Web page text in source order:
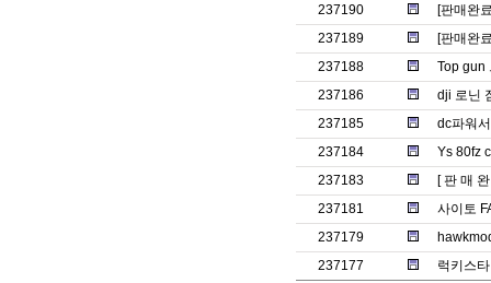
237190
[판매완
237189
[판매완
237188
Top gun
237186
dji 로닌
237185
dc파워
237184
Ys 80fz
237183
[ 판 매
237181
사이토
237179
237177
럭키스